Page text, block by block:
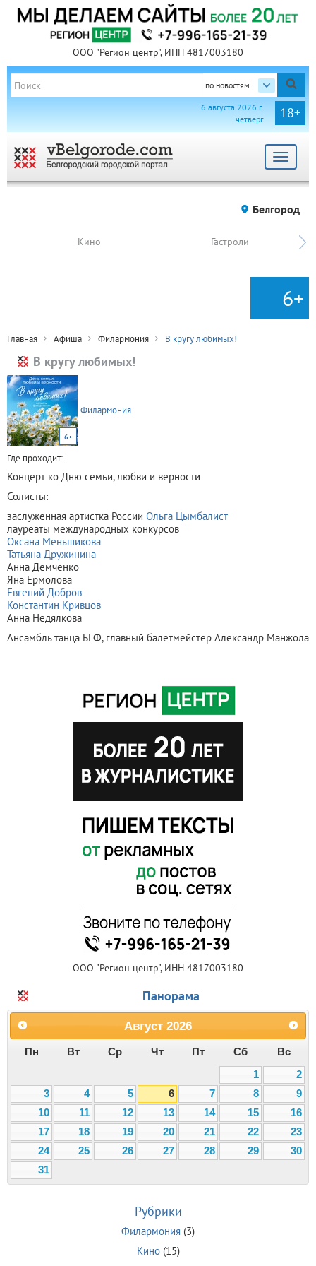
ООО "Регион центр", ИНН 4817003180
по новостям
18+
6 августа 2026 г.
четверг
Toggle
Белгород
Кино Гастроли
6+
Главная Афиша Филармония В кругу любимых!
В кругу любимых!
6+
Филармония
Где проходит:
Концерт ко Дню семьи, любви и верности
Солисты:
заслуженная артистка России Ольга Цымбалист
лауреаты международных конкурсов
Оксана Меньшикова
Татьяна Дружинина
Анна Демченко
Яна Ермолова
Евгений Добров
Константин Кривцов
Анна Недялкова
Ансамбль танца БГФ, главный балетмейстер Александр Манжола
ООО "Регион центр", ИНН 4817003180
Панорама
Август 2026
Пн Вт Ср Чт Пт Сб
Вс
1
2
3
4 5 6 7 8
9
10
11 12 13 14 15
16
17
18 19 20 21 22
23
24
25 26 27 28 29
30
31
Рубрики
Филармония (3)
Кино(15)